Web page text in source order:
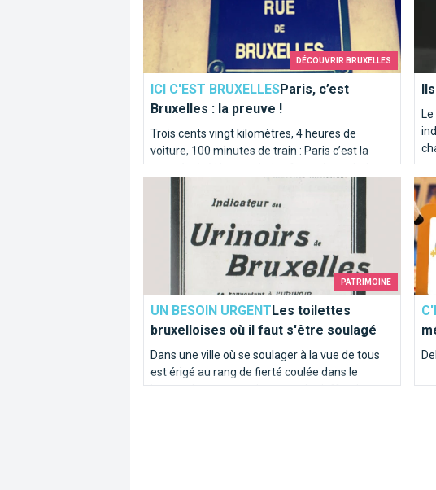
DÉCOUVRIR BRUXELLES
ICI C'EST BRUXELLESParis, c’est
Bruxelles : la preuve !
Trois cents vingt kilomètres, 4 heures de
voiture, 100 minutes de train : Paris c’est la
porte à côté ! Les capitales française et belge
partagent bien plus qu’une rivière homonyme.
Itinéraire en bord de Seine sur les traces de la
Senne...
PATRIMOINE
UN BESOIN URGENTLes toilettes
bruxelloises où il faut s'être soulagé
Dans une ville où se soulager à la vue de tous
est érigé au rang de fierté coulée dans le
bronze, le commun des mortels s’offre de
Les toilettes bruxelloises où il faut s'être soulagé